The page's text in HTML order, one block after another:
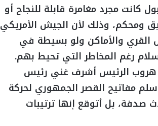
كانت مجرد مغامرة قابلة للنجاح أو
ومحكم، وذلك لأن الجيش الأمريكي
القري والأماكن ولو بسيطة في
رغم المخاطر التي تحيط بهم.
هروب الرئيس أشرف غني رئيس
سلم مفاتيح القصر الجمهوري لحركة
صدفة، بل أتوقع إنها ترتيبات